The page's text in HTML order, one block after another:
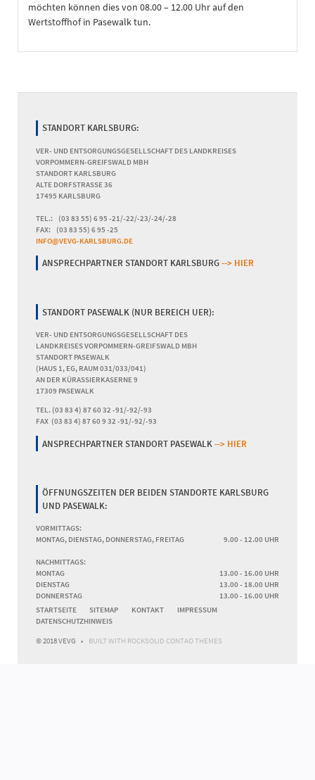
möchten können dies von 08.00 – 12.00 Uhr auf den
Wertstoffhof in Pasewalk tun.
STANDORT KARLSBURG:
VER- UND ENTSORGUNGSGESELLSCHAFT DES LANDKREISES
VORPOMMERN-GREIFSWALD MBH
STANDORT KARLSBURG
ALTE DORFSTRASSE 36
17495 KARLSBURG
TEL.: (03 83 55) 6 95 -21/-22/-23/-24/-28
FAX: (03 83 55) 6 95 -25
INFO@VEVG-KARLSBURG.DE
ANSPRECHPARTNER STANDORT KARLSBURG--> HIER
STANDORT PASEWALK (NUR BEREICH UER):
VER- UND ENTSORGUNGSGESELLSCHAFT DES
LANDKREISES VORPOMMERN-GREIFSWALD MBH
STANDORT PASEWALK
(HAUS 1, EG, RAUM 031/033/041)
AN DER KÜRASSIERKASERNE 9
17309 PASEWALK
TEL. (03 83 4) 87 60 32 -91/-92/-93
FAX (03 83 4) 87 60 9 32 -91/-92/-93
ANSPRECHPARTNER STANDORT PASEWALK--> HIER
ÖFFNUNGSZEITEN DER BEIDEN STANDORTE KARLSBURG
UND PASEWALK:
VORMITTAGS:
MONTAG, DIENSTAG, DONNERSTAG, FREITAG
9.00 - 12.00 UHR
NACHMITTAGS:
MONTAG
13.00 - 16.00 UHR
DIENSTAG
13.00 - 18.00 UHR
DONNERSTAG
13.00 - 16.00 UHR
NAVIGATION
ÜBERSPRINGEN
STARTSEITE SITEMAP KONTAKT
IMPRESSUM
DATENSCHUTZHINWEIS
© 2018 VEVG
BUILT WITH ROCKSOLID CONTAO THEMES